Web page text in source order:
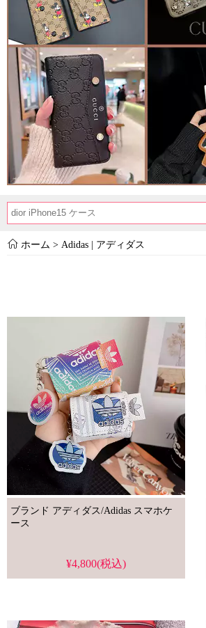
ホーム > Adidas | アディダス
ブランド アディダス/Adidas スマホケ
ース
¥4,800(税込)